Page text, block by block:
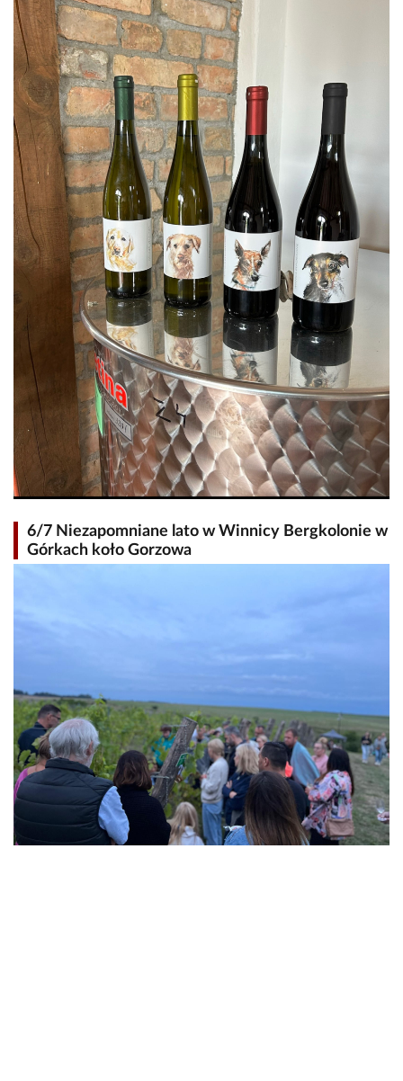
6/7 Niezapomniane lato w Winnicy Bergkolonie w
Górkach koło Gorzowa